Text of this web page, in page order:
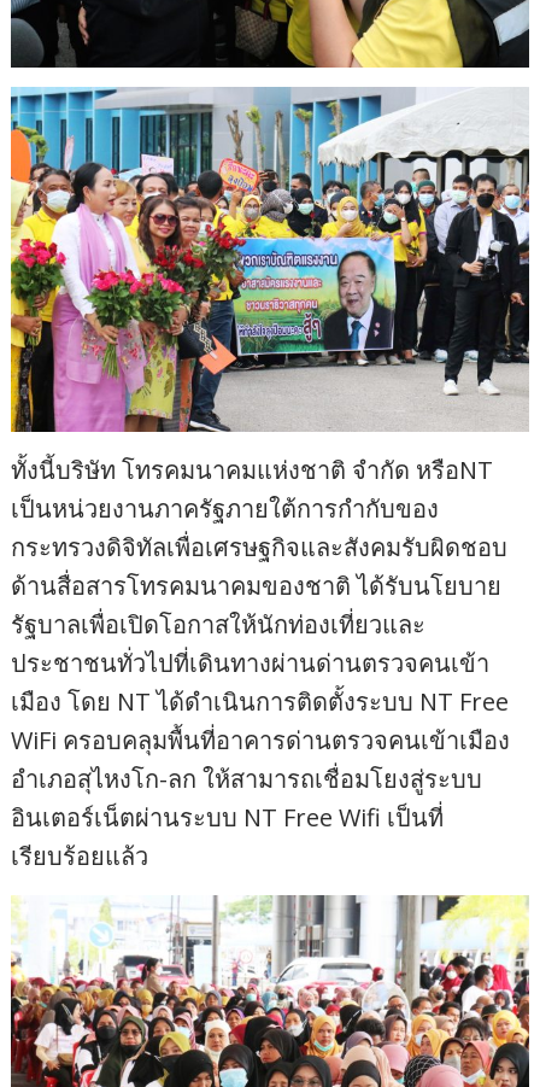
ทั้งนี้บริษัท โทรคมนาคมแห่งชาติ จำกัด หรือNT
เป็นหน่วยงานภาครัฐภายใต้การกำกับของ
กระทรวงดิจิทัลเพื่อเศรษฐกิจและสังคมรับผิดชอบ
ด้านสื่อสารโทรคมนาคมของชาติ ได้รับนโยบาย
รัฐบาลเพื่อเปิดโอกาสให้นักท่องเที่ยวและ
ประชาชนทั่วไปที่เดินทางผ่านด่านตรวจคนเข้า
เมือง โดย NT ได้ดำเนินการติดตั้งระบบ NT Free
WiFi ครอบคลุมพื้นที่อาคารด่านตรวจคนเข้าเมือง
อำเภอสุไหงโก-ลก ให้สามารถเชื่อมโยงสู่ระบบ
อินเตอร์เน็ตผ่านระบบ NT Free Wifi เป็นที่
เรียบร้อยแล้ว